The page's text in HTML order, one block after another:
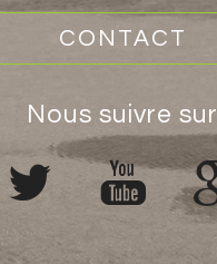
CONTACT
nous suivre sur